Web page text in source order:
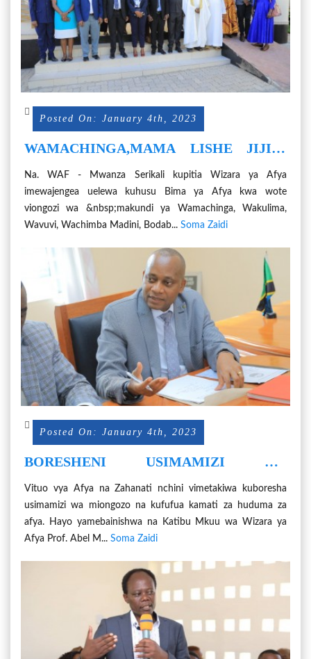
Posted On: January 4th, 2023
WAMACHINGA,MAMA LISHE JIJINI
KUHUSU BIMA YA AFYA KWA WOTE
Na. WAF - Mwanza Serikali kupitia Wizara ya Afya
imewajengea uelewa kuhusu Bima ya Afya kwa wote
viongozi wa &nbsp;makundi ya Wamachinga, Wakulima,
Wavuvi, Wachimba Madini, Bodab... Soma Zaidi
Posted On: January 4th, 2023
BORESHENI USIMAMIZI WA
HUDUMA ZA AFYA* PROF. MAKUBI
Vituo vya Afya na Zahanati nchini vimetakiwa kuboresha
usimamizi wa miongozo na kufufua kamati za huduma za
afya. Hayo yamebainishwa na Katibu Mkuu wa Wizara ya
Afya Prof. Abel M... Soma Zaidi